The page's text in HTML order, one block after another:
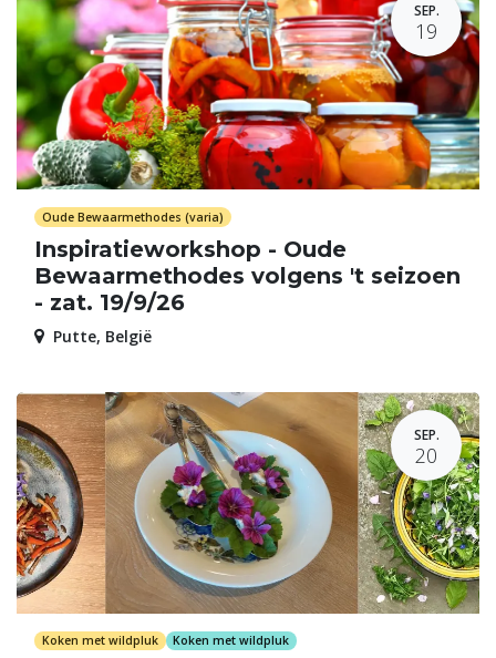
SEP.
19
Oude Bewaarmethodes (varia)
Inspiratieworkshop - Oude
Bewaarmethodes volgens 't seizoen
- zat. 19/9/26
Putte, België
SEP.
20
Koken met wildpluk Koken met wildpluk